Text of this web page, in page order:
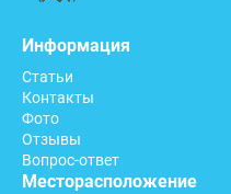
Информация
Статьи
Контакты
Фото
Отзывы
Вопрос-ответ
Месторасположение